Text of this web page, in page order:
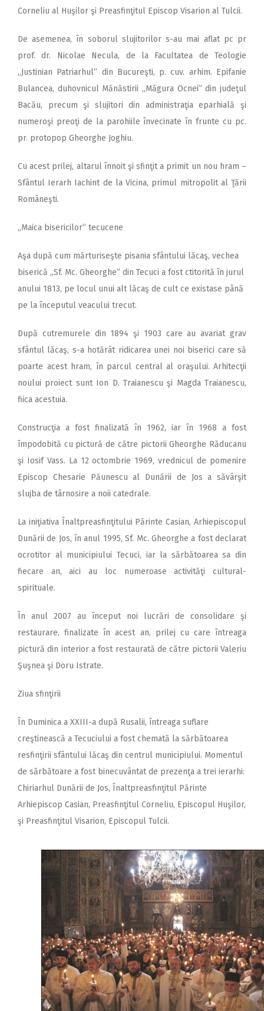
Corneliu al Huşilor şi Preasfinţitul Episcop Visarion al Tulcii.
De asemenea, în soborul slujitorilor s-au mai aflat pc pr
prof. dr. Nicolae Necula, de la Facultatea de Teologie
„Justinian Patriarhul” din Bucureşti, p. cuv. arhim. Epifanie
Bulancea, duhovnicul Mănăstirii „Măgura Ocnei” din judeţul
Bacău, precum şi slujitori din administraţia eparhială şi
numeroşi preoţi de la parohiile învecinate în frunte cu pc.
pr. protopop Gheorghe Joghiu.
Cu acest prilej, altarul înnoit şi sfinţit a primit un nou hram –
Sfântul Ierarh Iachint de la Vicina, primul mitropolit al Ţării
Româneşti.
„Maica bisericilor” tecucene
Aşa după cum mărturiseşte pisania sfântului lăcaş, vechea
biserică „Sf. Mc. Gheorghe” din Tecuci a fost ctitorită în jurul
anului 1813, pe locul unui alt lăcaş de cult ce existase până
pe la începutul veacului trecut.
După cutremurele din 1894 şi 1903 care au avariat grav
sfântul lăcaş, s-a hotărât ridicarea unei noi biserici care să
poarte acest hram, în parcul central al oraşului. Arhitecţii
noului proiect sunt Ion D. Traianescu şi Magda Traianescu,
fiica acestuia.
Construcţia a fost finalizată în 1962, iar în 1968 a fost
împodobită cu pictură de către pictorii Gheorghe Răducanu
şi Iosif Vass. La 12 octombrie 1969, vrednicul de pomenire
Episcop Chesarie Păunescu al Dunării de Jos a săvârşit
slujba de târnosire a noii catedrale.
La iniţiativa Înaltpreasfinţitului Părinte Casian, Arhiepiscopul
Dunării de Jos, în anul 1995, Sf. Mc. Gheorghe a fost declarat
ocrotitor al municipiului Tecuci, iar la sărbătoarea sa din
fiecare an, aici au loc numeroase activităţi cultural-
spirituale.
În anul 2007 au început noi lucrări de consolidare şi
restaurare, finalizate în acest an, prilej cu care întreaga
pictură din interior a fost restaurată de către pictorii Valeriu
Şuşnea şi Doru Istrate.
Ziua sfinţirii
În Duminica a XXIII-a după Rusalii, întreaga suflare
creştinească a Tecuciului a fost chemată la sărbătoarea
resfinţirii sfântului lăcaş din centrul municipiului. Momentul
de sărbătoare a fost binecuvântat de prezenţa a trei ierarhi:
Chiriarhul Dunării de Jos, Înaltpreasfinţitul Părinte
Arhiepiscop Casian, Preasfinţitul Corneliu, Episcopul Huşilor,
şi Preasfinţitul Visarion, Episcopul Tulcii.